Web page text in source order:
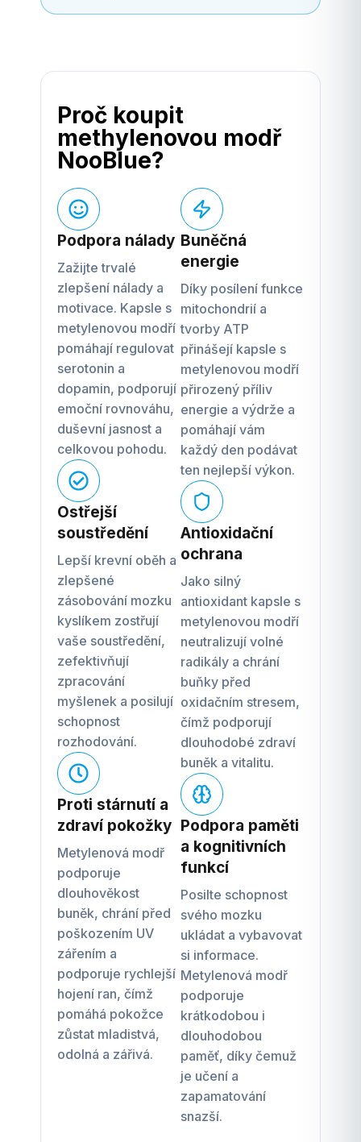
Proč koupit
methylenovou modř
NooBlue?
Podpora nálady
Zažijte trvalé
zlepšení nálady a
motivace. Kapsle s
metylenovou modří
pomáhají regulovat
serotonin a
dopamin, podporují
emoční rovnováhu,
duševní jasnost a
celkovou pohodu.
Ostřejší
soustředění
Lepší krevní oběh a
zlepšené
zásobování mozku
kyslíkem zostřují
vaše soustředění,
zefektivňují
zpracování
myšlenek a posilují
schopnost
rozhodování.
Proti stárnutí a
zdraví pokožky
Metylenová modř
podporuje
dlouhověkost
buněk, chrání před
poškozením UV
zářením a
podporuje rychlejší
hojení ran, čímž
pomáhá pokožce
zůstat mladistvá,
odolná a zářivá.
Buněčná
energie
Díky posílení funkce
mitochondrií a
tvorby ATP
přinášejí kapsle s
metylenovou modří
přirozený příliv
energie a výdrže a
pomáhají vám
každý den podávat
ten nejlepší výkon.
Antioxidační
ochrana
Jako silný
antioxidant kapsle s
metylenovou modří
neutralizují volné
radikály a chrání
buňky před
oxidačním stresem,
čímž podporují
dlouhodobé zdraví
buněk a vitalitu.
Podpora paměti
a kognitivních
funkcí
Posilte schopnost
svého mozku
ukládat a vybavovat
si informace.
Metylenová modř
podporuje
krátkodobou i
dlouhodobou
paměť, díky čemuž
je učení a
zapamatování
snazší.